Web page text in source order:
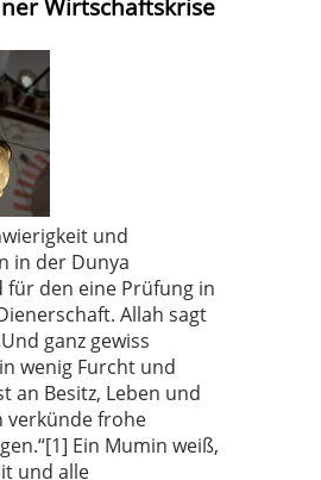
Wirtschaftskrise
und
in der Dunya
für den eine Prüfung in
Allah sagt
ganz gewiss
wenig Furcht und
an Besitz, Leben und
verkünde frohe
Ein Mumin weiß,
und alle